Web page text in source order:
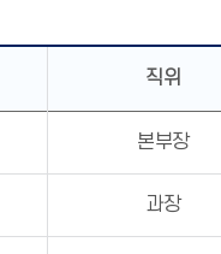
직위
본부장
과장